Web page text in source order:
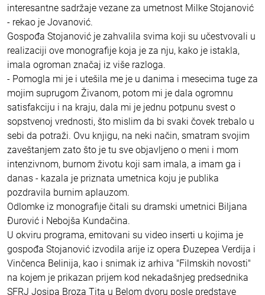
interesantne sadržaje vezane za umetnost Milke Stojanović
- rekao je Jovanović.
Gospođa Stojanović je zahvalila svima koji su učestvovali u
realizaciji ove monografije koja je za nju, kako je istakla,
imala ogroman značaj iz više razloga.
- Pomogla mi je i utešila me je u danima i mesecima tuge za
mojim suprugom Živanom, potom mi je dala ogromnu
satisfakciju i na kraju, dala mi je jednu potpunu svest o
sopstvenoj vrednosti, što mislim da bi svaki čovek trebalo u
sebi da potraži. Ovu knjigu, na neki način, smatram svojim
zaveštanjem zato što je tu sve objavljeno o meni i mom
intenzivnom, burnom životu koji sam imala, a imam ga i
danas - kazala je priznata umetnica koju je publika
pozdravila burnim aplauzom.
Odlomke iz monografije čitali su dramski umetnici Biljana
Đurović i Nebojša Kundačina.
U okviru programa, emitovani su video inserti u kojima je
gospođa Stojanović izvodila arije iz opera Đuzepea Verdija i
Vinčenca Belinija, kao i snimak iz arhiva "Filmskih novosti"
na kojem je prikazan prijem kod nekadašnjeg predsednika
SFRJ Josipa Broza Tita u Belom dvoru posle predstave